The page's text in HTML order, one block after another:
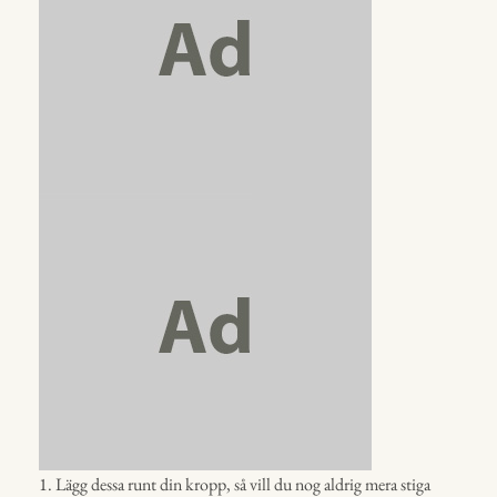
1. Lägg dessa runt din kropp, så vill du nog aldrig mera stiga